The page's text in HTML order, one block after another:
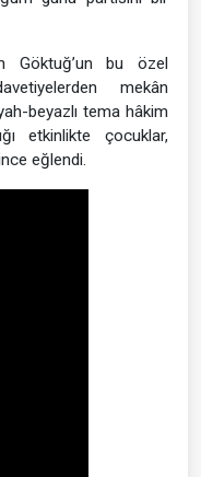
Göktuğ’un bu özel
mekân
beyazlı tema hâkim
etkinlikte çocuklar,
eğlendi.